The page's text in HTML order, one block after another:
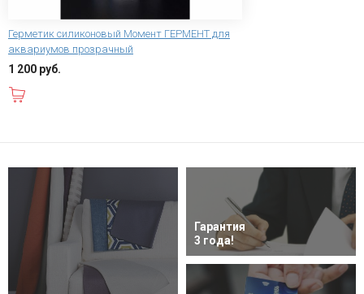
Герметик силиконовый Момент ГЕРМЕНТ для
аквариумов прозрачный
1 200 руб.
Гарантия
3 года!